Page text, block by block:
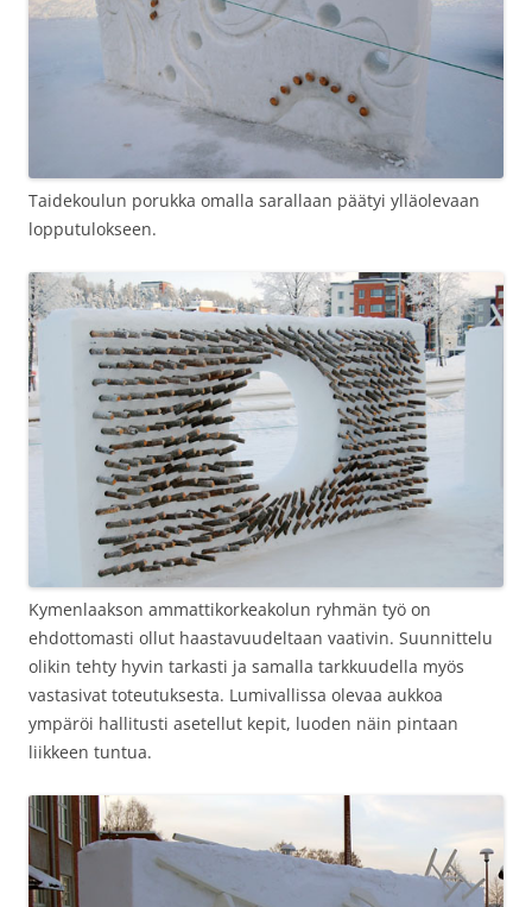
Taidekoulun porukka omalla sarallaan päätyi ylläolevaan
lopputulokseen.
Kymenlaakson ammattikorkeakolun ryhmän työ on
ehdottomasti ollut haastavuudeltaan vaativin. Suunnittelu
olikin tehty hyvin tarkasti ja samalla tarkkuudella myös
vastasivat toteutuksesta. Lumivallissa olevaa aukkoa
ympäröi hallitusti asetellut kepit, luoden näin pintaan
liikkeen tuntua.